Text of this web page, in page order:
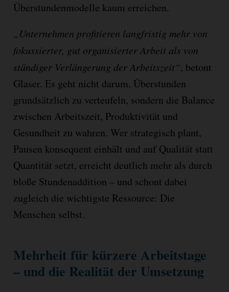
Überstundenmodelle kaum erreichen.
„Unternehmen profitieren langfristig mehr von
fokussierter, gut organisierter Arbeit als von
ständiger Verlängerung der Arbeitszeit“, betont
Glaser. Es geht nicht darum, Überstunden
grundsätzlich zu verteufeln, sondern die Balance
zwischen Arbeitszeit, Produktivität und
Gesundheit zu wahren. Wer strategisch plant,
Pausen konsequent einhält und auf Qualität statt
Quantität setzt, erreicht deutlich mehr als durch
bloße Stundenaddition – und schont dabei
zugleich die wichtigste Ressource: Die
Menschen selbst.
Mehrheit für kürzere Arbeitstage
– und die Realität der Umsetzung